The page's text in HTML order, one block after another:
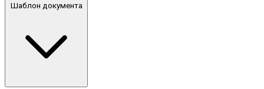
Шаблон документа